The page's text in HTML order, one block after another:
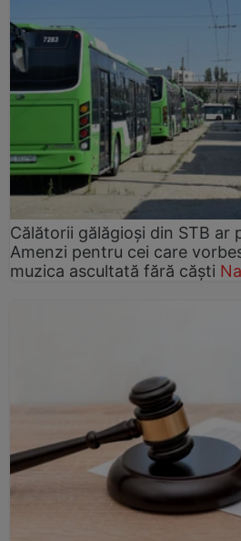
Călătorii gălăgioși din STB ar
Amenzi pentru cei care
muzica ascultată fără căști